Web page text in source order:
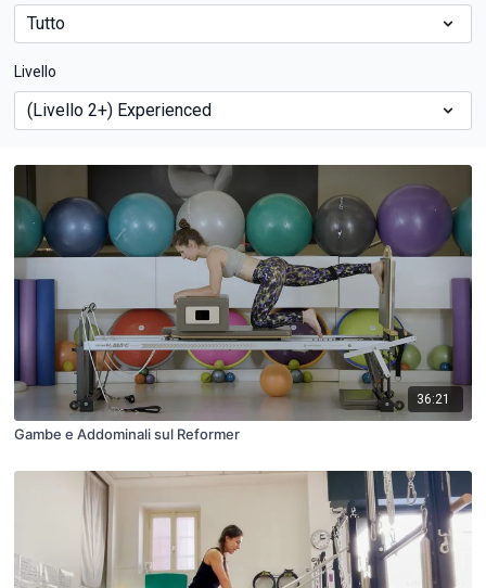
Livello
36:21
Gambe e Addominali sul Reformer